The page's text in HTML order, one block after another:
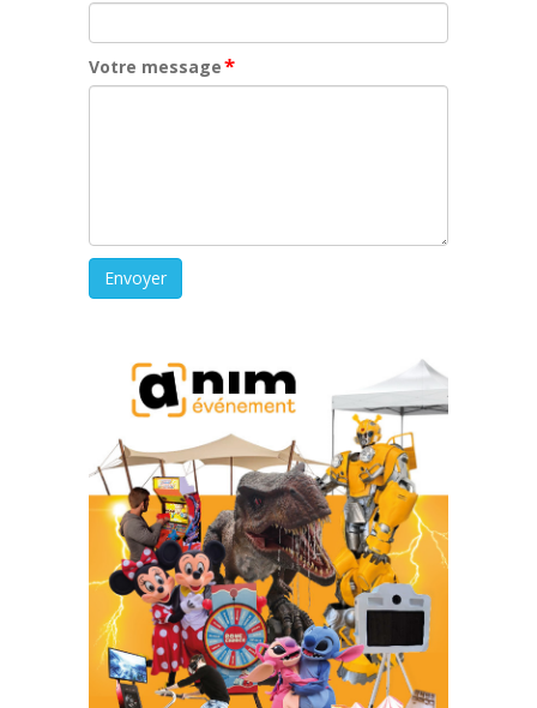
Votre message*